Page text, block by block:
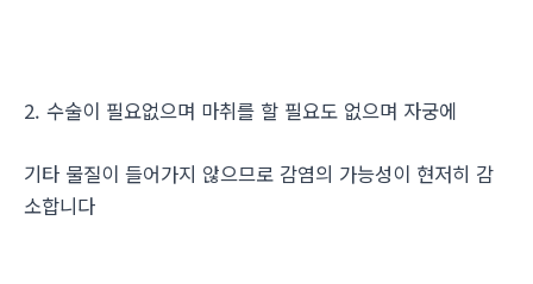
2. 수술이 필요없으며 마취를 할 필요도 없으며 자궁에
기타 물질이 들어가지 않으므로 감염의 가능성이 현저히 감
소합니다